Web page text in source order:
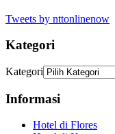
Tweets by nttonlinenow
Kategori
Kategori
Informasi
Hotel di Flores